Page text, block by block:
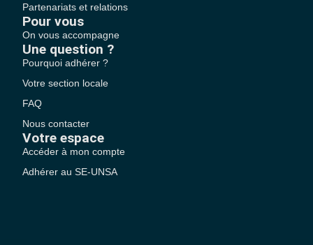
Partenariats et relations
Pour vous
On vous accompagne
Une question ?
Pourquoi adhérer ?
Votre section locale
FAQ
Nous contacter
Votre espace
Accéder à mon compte
Adhérer au SE-UNSA